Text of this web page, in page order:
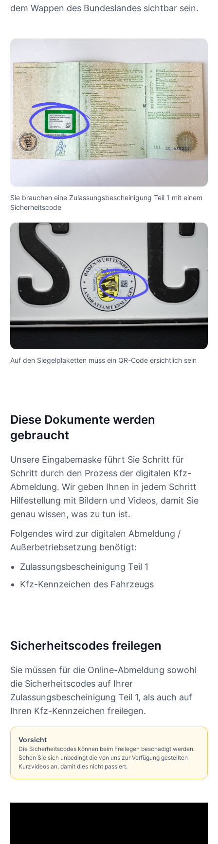
dem Wappen des Bundeslandes sichtbar sein.
Sie brauchen eine Zulassungsbescheinigung Teil 1 mit einem
Sicherheitscode
Auf den Siegelplaketten muss ein QR-Code ersichtlich sein
Diese Dokumente werden
gebraucht
Unsere Eingabemaske führt Sie Schritt für
Schritt durch den Prozess der digitalen Kfz-
Abmeldung. Wir geben Ihnen in jedem Schritt
Hilfestellung mit Bildern und Videos, damit Sie
genau wissen, was zu tun ist.
Folgendes wird zur digitalen Abmeldung /
Außerbetriebsetzung benötigt:
Zulassungsbescheinigung Teil 1
Kfz-Kennzeichen des Fahrzeugs
Sicherheitscodes freilegen
Sie müssen für die Online-Abmeldung sowohl
die Sicherheitscodes auf Ihrer
Zulassungsbescheinigung Teil 1, als auch auf
Ihren Kfz-Kennzeichen freilegen.
Vorsicht
Die Sicherheitscodes können beim Freilegen beschädigt werden.
Sehen Sie sich unbedingt die von uns zur Verfügung gestellten
Kurzvideos an, damit dies nicht passiert.